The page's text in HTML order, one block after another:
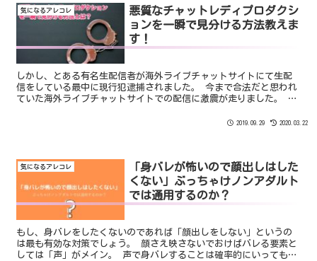
気になるアレコレ
悪質なチャットレディプロダクシ
ョンを一瞬で見分ける方法教えま
す！
しかし、とある有名生配信者が海外ライブチャットサイトにて生配
信をしている最中に現行犯逮捕されました。 今まで合法だと思われ
ていた海外ライブチャットサイトでの配信に激震が走りました。 警
置いていたとしても国内で配信している場合は”日本”の法律に基
2019.09.29 2020.03.22
気になるアレコレ
「身バレが怖いので顔出しはした
くない」ぶっちゃけノンアダルト
では通用するのか？
もし、身バレをしたくないのであれば「顔出しをしない」というの
は最も有効な対策でしょう。 顔さえ映さないでおけばバレる要素と
しては「声」がメイン。 声で身バレすることは確率的にいってもか